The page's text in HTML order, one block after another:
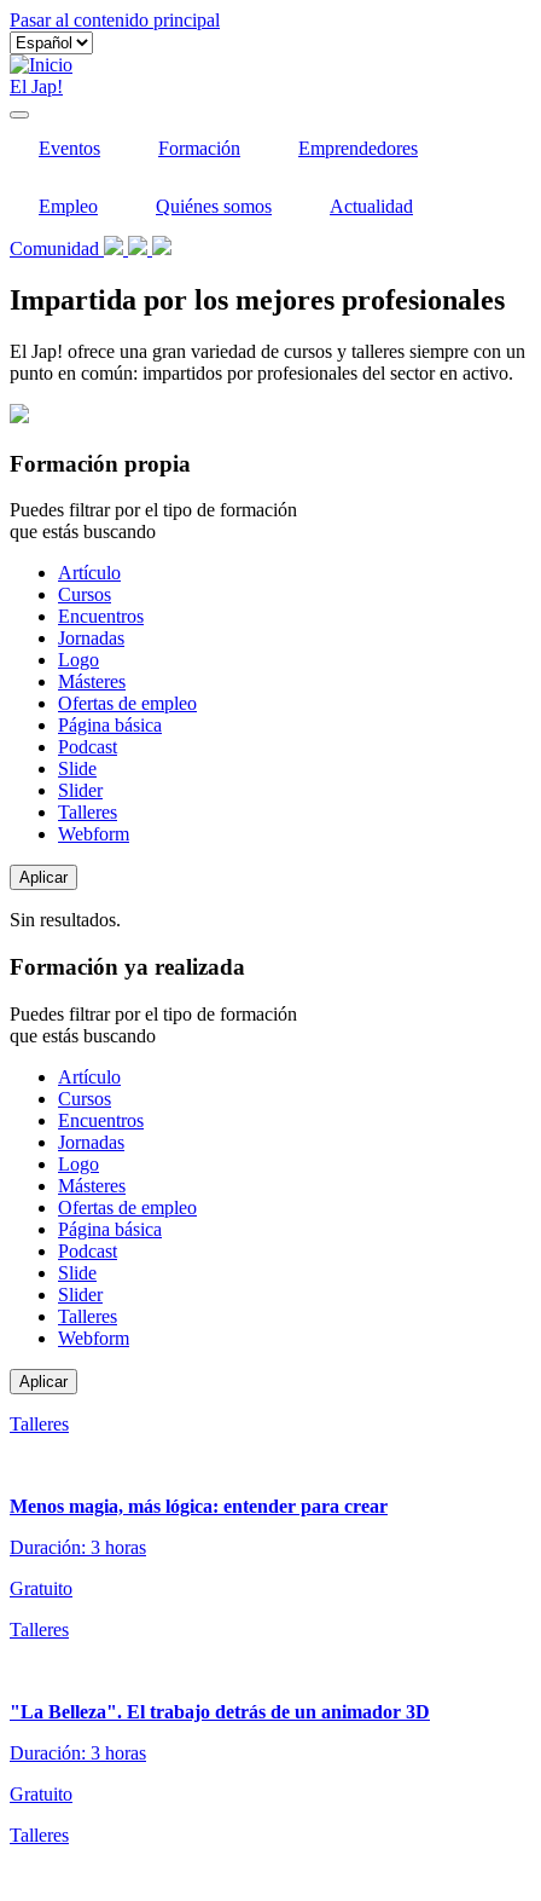
Pasar al contenido principal
El Jap!
Eventos Formación Emprendedores
Empleo Quiénes somos Actualidad
Comunidad
Impartida por los mejores profesionales
El Jap! ofrece una gran variedad de cursos y talleres siempre con un
punto en común: impartidos por profesionales del sector en activo.
Formación propia
Puedes filtrar por el tipo de formación
que estás buscando
Tipo
contenido
Artículo
Cursos
Encuentros
Jornadas
Logo
Másteres
Ofertas de empleo
Página básica
Podcast
Slide
Slider
Talleres
Webform
Sin resultados.
Formación ya realizada
Puedes filtrar por el tipo de formación
que estás buscando
Tipo
contenido
Artículo
Cursos
Encuentros
Jornadas
Logo
Másteres
Ofertas de empleo
Página básica
Podcast
Slide
Slider
Talleres
Webform
Talleres
Menos magia, más lógica: entender para crear
Duración: 3 horas
Gratuito
Talleres
"La Belleza". El trabajo detrás de un animador 3D
Duración: 3 horas
Gratuito
Talleres